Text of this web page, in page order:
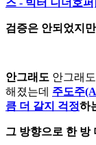
검증은 안되었지
안그래도 안그래
해졌는데 주도주
큼 더 갈지 걱정하
그 방향으로 한 방